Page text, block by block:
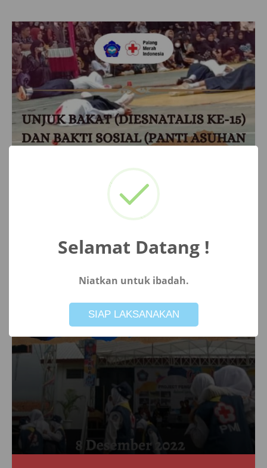
Selamat Datang !
Niatkan untuk ibadah.
SIAP LAKSANAKAN